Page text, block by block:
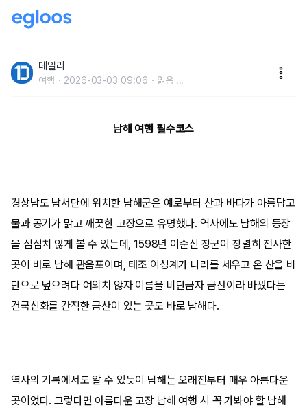
데일리
여행 2026-03-03 09:06 읽음 ...
남해 여행 필수코스
경상남도 남서단에 위치한 남해군은 예로부터 산과 바다가 아름답고
물과 공기가 맑고 깨끗한 고장으로 유명했다. 역사에도 남해의 등장
을 심심치 않게 볼 수 있는데, 1598년 이순신 장군이 장렬히 전사한
곳이 바로 남해 관음포이며, 태조 이성계가 나라를 세우고 온 산을 비
단으로 덮으려다 여의치 않자 이름을 비단금자 금산이라 바꿨다는
건국신화를 간직한 금산이 있는 곳도 바로 남해다.
역사의 기록에서도 알 수 있듯이 남해는 오래전부터 매우 아름다운
곳이었다. 그렇다면 아름다운 고장 남해 여행 시 꼭 가봐야 할 남해